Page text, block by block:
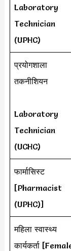
Laboratory
Technician
(UPHC)
प्रयोगशाला
तकनीशियन
Laboratory
Technician
(UCHC)
फार्मासिस्ट
[Pharmacist
(UPHC)]
महिला स्वास्थ्य
कार्यकर्ता